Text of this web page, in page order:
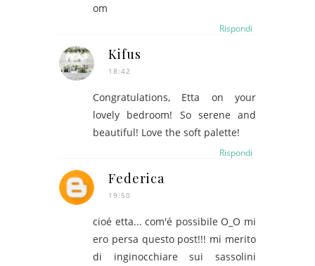
om
Rispondi
Kifus
18:42
Congratulations, Etta on your
lovely bedroom! So serene and
beautiful! Love the soft palette!
Rispondi
Federica
19:50
cioé etta... com'é possibile O_O mi
ero persa questo post!!! mi merito
di inginocchiare sui sassolini